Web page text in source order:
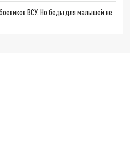
ВСУ. Но беды для малышей не